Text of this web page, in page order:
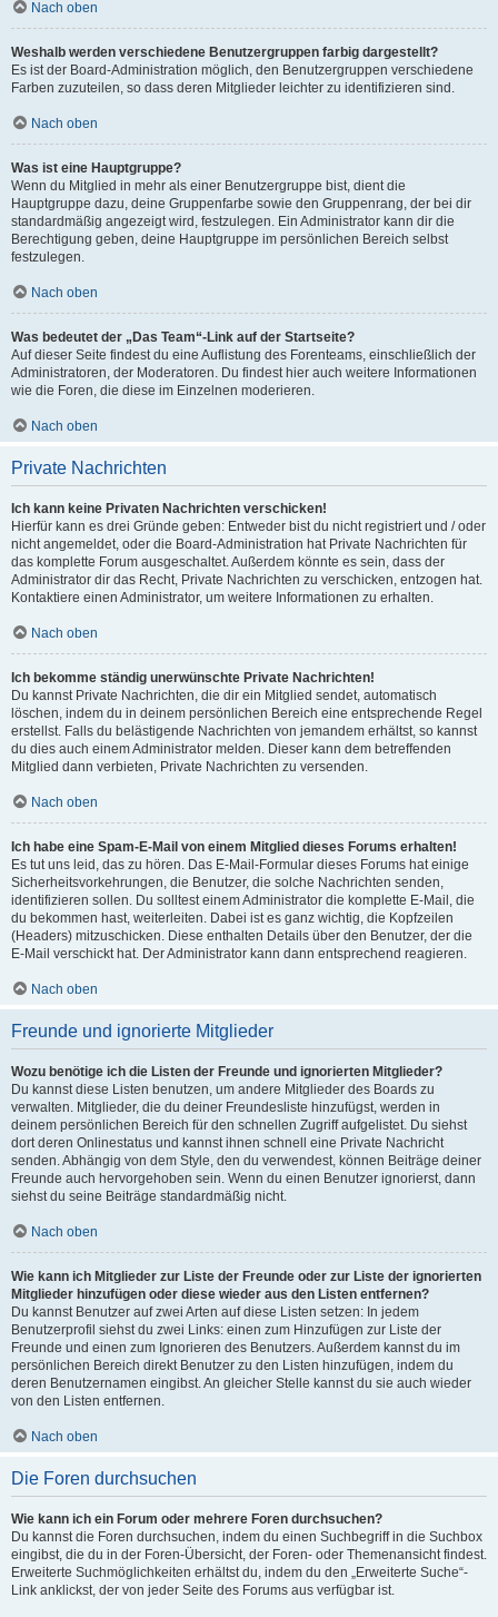
Nach oben
Weshalb werden verschiedene Benutzergruppen farbig dargestellt?
Es ist der Board-Administration möglich, den Benutzergruppen verschiedene
Farben zuzuteilen, so dass deren Mitglieder leichter zu identifizieren sind.
Nach oben
Was ist eine Hauptgruppe?
Wenn du Mitglied in mehr als einer Benutzergruppe bist, dient die
Hauptgruppe dazu, deine Gruppenfarbe sowie den Gruppenrang, der bei dir
standardmäßig angezeigt wird, festzulegen. Ein Administrator kann dir die
Berechtigung geben, deine Hauptgruppe im persönlichen Bereich selbst
festzulegen.
Nach oben
Was bedeutet der „Das Team“-Link auf der Startseite?
Auf dieser Seite findest du eine Auflistung des Forenteams, einschließlich der
Administratoren, der Moderatoren. Du findest hier auch weitere Informationen
wie die Foren, die diese im Einzelnen moderieren.
Nach oben
Private Nachrichten
Ich kann keine Privaten Nachrichten verschicken!
Hierfür kann es drei Gründe geben: Entweder bist du nicht registriert und / oder
nicht angemeldet, oder die Board-Administration hat Private Nachrichten für
das komplette Forum ausgeschaltet. Außerdem könnte es sein, dass der
Administrator dir das Recht, Private Nachrichten zu verschicken, entzogen hat.
Kontaktiere einen Administrator, um weitere Informationen zu erhalten.
Nach oben
Ich bekomme ständig unerwünschte Private Nachrichten!
Du kannst Private Nachrichten, die dir ein Mitglied sendet, automatisch
löschen, indem du in deinem persönlichen Bereich eine entsprechende Regel
erstellst. Falls du belästigende Nachrichten von jemandem erhältst, so kannst
du dies auch einem Administrator melden. Dieser kann dem betreffenden
Mitglied dann verbieten, Private Nachrichten zu versenden.
Nach oben
Ich habe eine Spam-E-Mail von einem Mitglied dieses Forums erhalten!
Es tut uns leid, das zu hören. Das E-Mail-Formular dieses Forums hat einige
Sicherheitsvorkehrungen, die Benutzer, die solche Nachrichten senden,
identifizieren sollen. Du solltest einem Administrator die komplette E-Mail, die
du bekommen hast, weiterleiten. Dabei ist es ganz wichtig, die Kopfzeilen
(Headers) mitzuschicken. Diese enthalten Details über den Benutzer, der die
E-Mail verschickt hat. Der Administrator kann dann entsprechend reagieren.
Nach oben
Freunde und ignorierte Mitglieder
Wozu benötige ich die Listen der Freunde und ignorierten Mitglieder?
Du kannst diese Listen benutzen, um andere Mitglieder des Boards zu
verwalten. Mitglieder, die du deiner Freundesliste hinzufügst, werden in
deinem persönlichen Bereich für den schnellen Zugriff aufgelistet. Du siehst
dort deren Onlinestatus und kannst ihnen schnell eine Private Nachricht
senden. Abhängig von dem Style, den du verwendest, können Beiträge deiner
Freunde auch hervorgehoben sein. Wenn du einen Benutzer ignorierst, dann
siehst du seine Beiträge standardmäßig nicht.
Nach oben
Wie kann ich Mitglieder zur Liste der Freunde oder zur Liste der ignorierten
Mitglieder hinzufügen oder diese wieder aus den Listen entfernen?
Du kannst Benutzer auf zwei Arten auf diese Listen setzen: In jedem
Benutzerprofil siehst du zwei Links: einen zum Hinzufügen zur Liste der
Freunde und einen zum Ignorieren des Benutzers. Außerdem kannst du im
persönlichen Bereich direkt Benutzer zu den Listen hinzufügen, indem du
deren Benutzernamen eingibst. An gleicher Stelle kannst du sie auch wieder
von den Listen entfernen.
Nach oben
Die Foren durchsuchen
Wie kann ich ein Forum oder mehrere Foren durchsuchen?
Du kannst die Foren durchsuchen, indem du einen Suchbegriff in die Suchbox
eingibst, die du in der Foren-Übersicht, der Foren- oder Themenansicht findest.
Erweiterte Suchmöglichkeiten erhältst du, indem du den „Erweiterte Suche“-
Link anklickst, der von jeder Seite des Forums aus verfügbar ist.